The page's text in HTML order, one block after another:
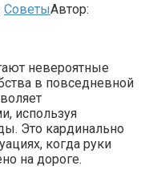
СоветыАвтор:
невероятные
в повседневной
используя
Это кардинально
когда руки
на дороге.